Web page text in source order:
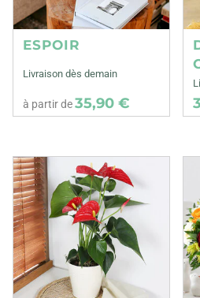
ESPOIR
Livraison dès demain
à partir de35,90 €